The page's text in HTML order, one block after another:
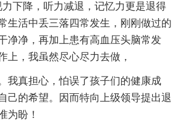
下降，听力减退，记忆力更是退得
生活中丢三落四常发生，刚刚做过的
净净，再加上患有高血压头脑常发
上，我虽然尽心尽力去做，
我真担心，怕误了孩子们的健康成
己的希望。因而特向上级领导提出退
为盼！